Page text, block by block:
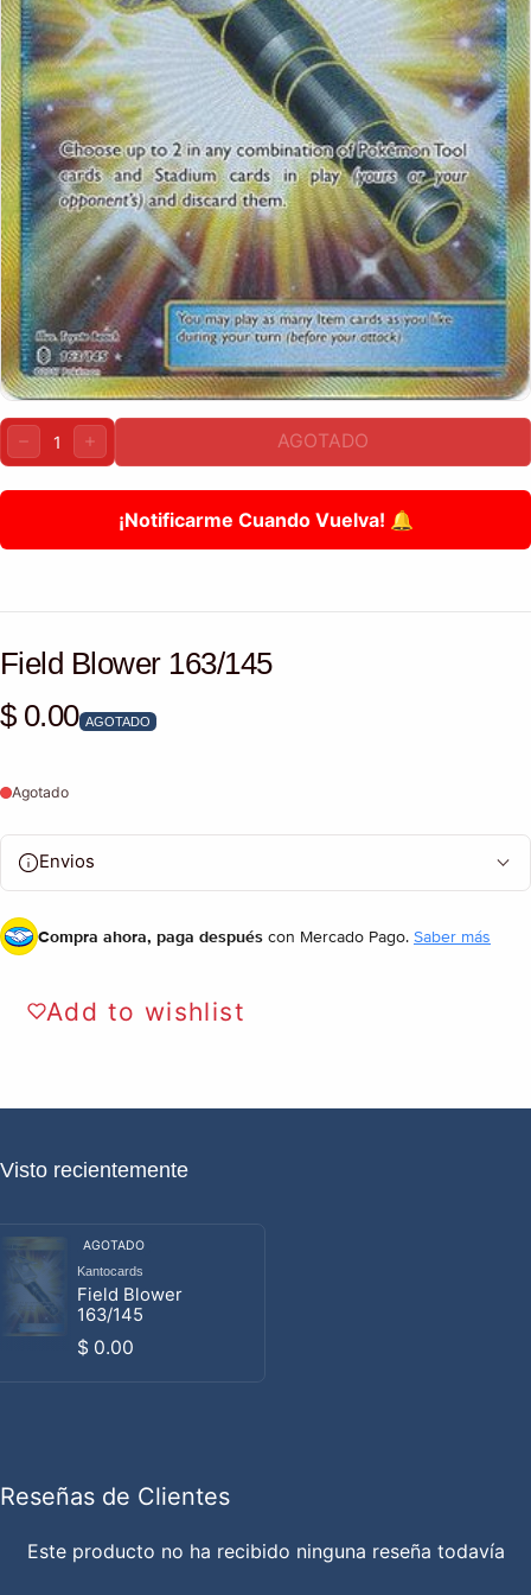
Cantidad:
DISMINUIRAUMENTAR AGOTADO
¡Notificarme Cuando Vuelva! 🔔
Field Blower 163/145
Precio habitual
$ 0.00 AGOTADO
Agotado
Envios
Compra ahora, paga después con Mercado Pago. Saber más
Add to wishlist
Visto recientemente
AGOTADO
Proveedor:
Kantocards
Field Blower
163/145
Precio habitual
$ 0.00
Reseñas de Clientes
Este producto no ha recibido ninguna reseña todavía